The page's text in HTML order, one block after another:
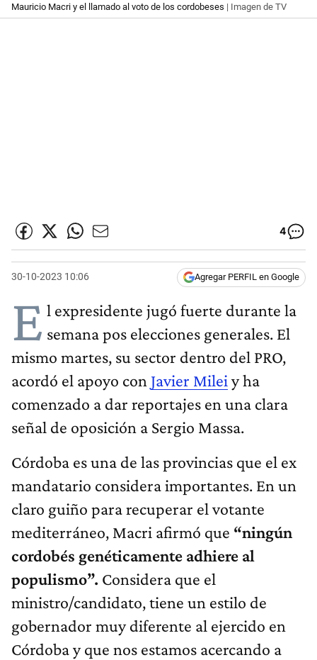
Mauricio Macri y el llamado al voto de los cordobeses | Imagen de TV
4
30-10-2023 10:06 Agregar PERFIL en Google
E l expresidente jugó fuerte durante la
semana pos elecciones generales. El
mismo martes, su sector dentro del PRO,
acordó el apoyo con Javier Milei y ha
comenzado a dar reportajes en una clara
señal de oposición a Sergio Massa.
Córdoba es una de las provincias que el ex
mandatario considera importantes. En un
claro guiño para recuperar el votante
mediterráneo, Macri afirmó que “ningún
cordobés genéticamente adhiere al
populismo”. Considera que el
ministro/candidato, tiene un estilo de
gobernador muy diferente al ejercido en
Córdoba y que nos estamos acercando a